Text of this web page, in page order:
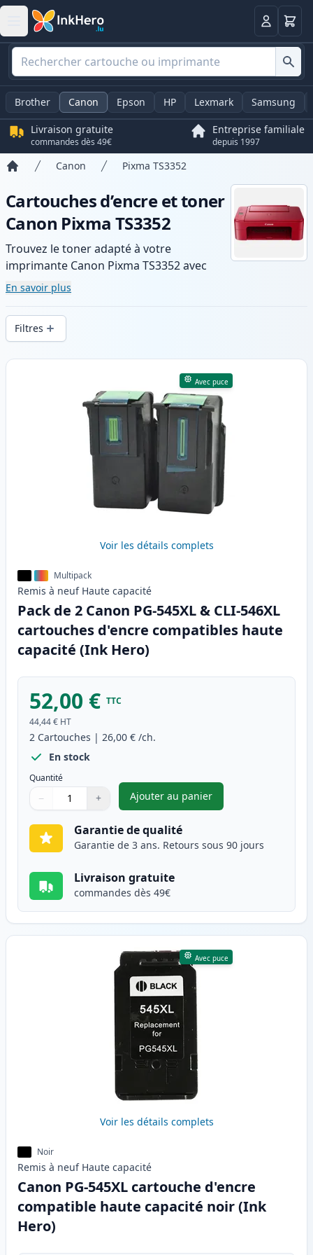
Panier
Brother Canon Epson HP Lexmark Samsung
Livraison gratuite
commandes dès 49€
Entreprise familiale
depuis 1997
Canon Pixma TS3352
Cartouches d’encre et toner
Canon Pixma TS3352
Trouvez le toner adapté à votre
imprimante Canon Pixma TS3352 avec
notre gamme de cartouches compatibles
et haute capacité. Profitez d’une qualité
d’impression constante et d’une livraison
rapide depuis un stock local en .
En savoir plus
Filtres
Produits
Avec puce
Voir les détails complets
Multipack
Remis à neuf Haute capacité
Pack de 2 Canon PG-545XL & CLI-546XL
cartouches d'encre compatibles haute
capacité (Ink Hero)
52,00 € TTC
44,44 € HT
2 Cartouches | 26,00 € /ch.
En stock
Quantité
Quantité
Utilisez les boutons pour ajuster
− +
Quantité
Ajouter au panier
,Pack de 2 Canon PG-545XL
Garantie de qualité
Garantie de 3 ans. Retours sous 90 jours
Livraison gratuite
commandes dès 49€
Avec puce
Voir les détails complets
Noir
Remis à neuf Haute capacité
Canon PG-545XL cartouche d'encre
compatible haute capacité noir (Ink
Hero)